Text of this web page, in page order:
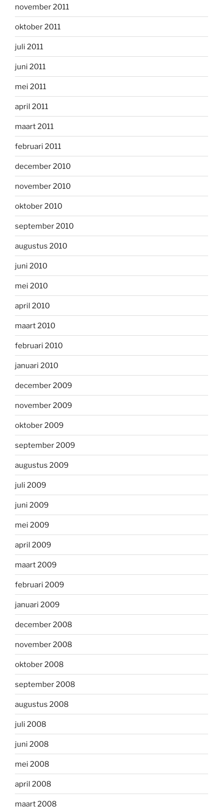
november 2011
oktober 2011
juli 2011
juni 2011
mei 2011
april 2011
maart 2011
februari 2011
december 2010
november 2010
oktober 2010
september 2010
augustus 2010
juni 2010
mei 2010
april 2010
maart 2010
februari 2010
januari 2010
december 2009
november 2009
oktober 2009
september 2009
augustus 2009
juli 2009
juni 2009
mei 2009
april 2009
maart 2009
februari 2009
januari 2009
december 2008
november 2008
oktober 2008
september 2008
augustus 2008
juli 2008
juni 2008
mei 2008
april 2008
maart 2008